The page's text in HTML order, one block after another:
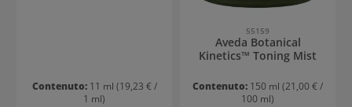
Contenuto: 11 ml (19,23 € /
1 ml)
55159
Aveda Botanical
Kinetics™ Toning Mist
Contenuto: 150 ml (21,00 € /
100 ml)